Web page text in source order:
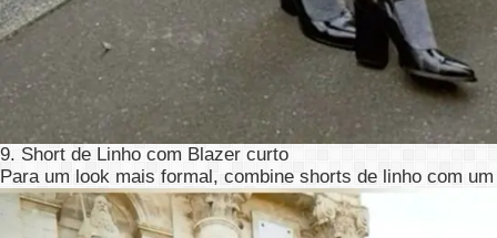
9. Short de Linho com Blazer curto
Para um look mais formal, combine shorts de linho com